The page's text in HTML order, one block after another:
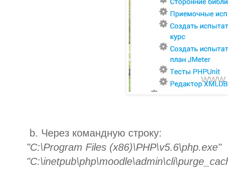
b. Через командную строку:
"C:\Program Files (x86)\PHP\v5.6\php.exe"